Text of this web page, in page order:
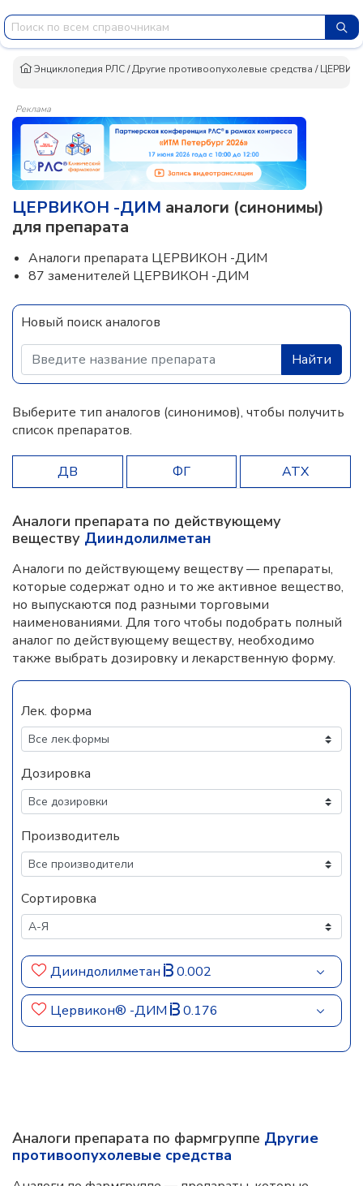
Энциклопедия РЛС/Другие противоопухолевые средства /
Реклама
ЦЕРВИКОН -ДИМ аналоги (синонимы)
для препарата
Аналоги препарата ЦЕРВИКОН -ДИМ
87 заменителей ЦЕРВИКОН -ДИМ
Новый поиск аналогов
Найти
Выберите тип аналогов (синонимов), чтобы получить
список препаратов.
ДВ ФГ АТХ
Аналоги препарата по действующему
веществу Дииндолилметан
Аналоги по действующему веществу — препараты,
которые содержат одно и то же активное вещество,
но выпускаются под разными торговыми
наименованиями. Для того чтобы подобрать полный
аналог по действующему веществу, необходимо
также выбрать дозировку и лекарственную форму.
Лек. форма
Дозировка
Производитель
Сортировка
Дииндолилметан 0.002
Цервикон® -ДИМ 0.176
Аналоги препарата по фармгруппе Другие
противоопухолевые средства